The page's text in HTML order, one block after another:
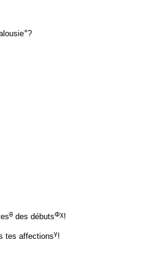
+?
θ des débutsΦχ!
tes affectionsγ!